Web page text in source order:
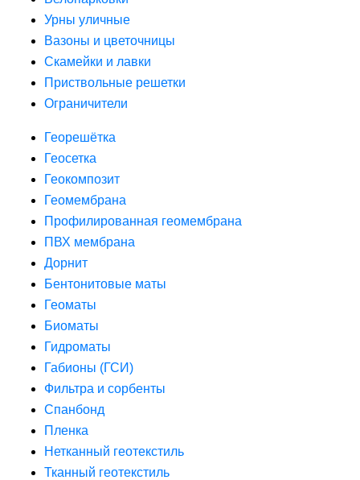
Урны уличные
Вазоны и цветочницы
Скамейки и лавки
Приствольные решетки
Ограничители
Георешётка
Геосетка
Геокомпозит
Геомембрана
Профилированная геомембрана
ПВХ мембрана
Дорнит
Бентонитовые маты
Геоматы
Биоматы
Гидроматы
Габионы (ГСИ)
Фильтра и сорбенты
Спанбонд
Пленка
Нетканный геотекстиль
Тканный геотекстиль